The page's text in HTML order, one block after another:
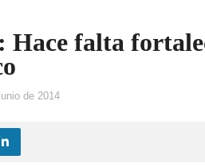
Hace falta
de 2014